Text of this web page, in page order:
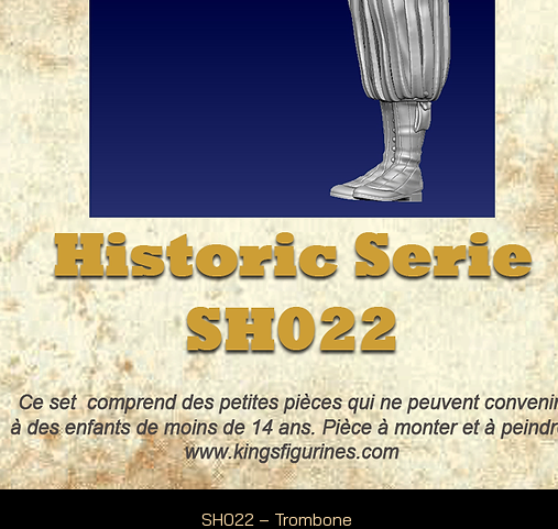
Aperçu rapide
SH022 – Trombone